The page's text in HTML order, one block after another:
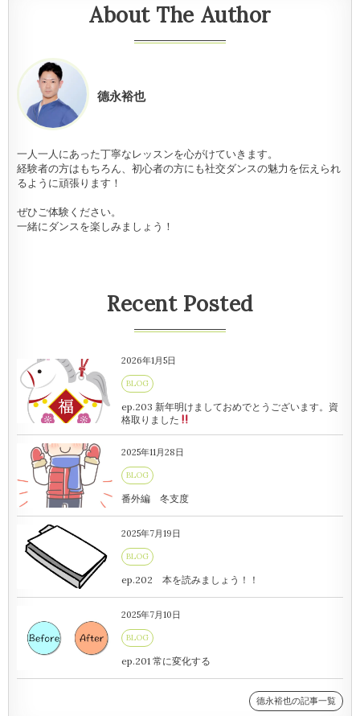
About The Author
德永裕也
一人一人にあった丁寧なレッスンを心がけていきます。
経験者の方はもちろん、初心者の方にも社交ダンスの魅力を伝えられ
るように頑張ります！
ぜひご体験ください。
一緒にダンスを楽しみましょう！
Recent Posted
2026年1月5日
BLOG
ep.203 新年明けましておめでとうございます。資
格取りました
2025年11月28日
BLOG
番外編 冬支度
2025年7月19日
BLOG
ep.202 本を読みましょう！！
2025年7月10日
BLOG
ep.201 常に変化する
德永裕也の記事一覧